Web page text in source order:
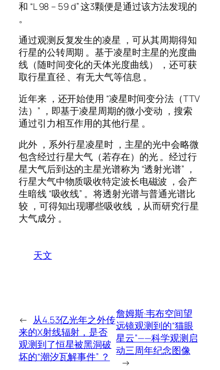
和 “L 98 – 59 d” 这3颗便是通过该方法发现的
。
通过观测反复发生的凌星 ，可从其周期得知
行星的公转周期 。基于凌星时主星的光度曲
线（随时间变化的天体光度曲线） ，还可获
取行星直径 、有无大气等信息 。
近年来 ，还开始使用 “凌星时间变分法（TTV
法）” ，即基于凌星周期的微小变动 ，搜索
通过引力相互作用的其他行星 。
此外 ，系外行星凌星时 ，主星的光中会略微
包含经过行星大气（若存在）的光 。经过行
星大气后到达的主星光谱称为 “透射光谱” ，
行星大气中物质吸收特定波长电磁波 ，会产
生暗线 “吸收线” 。将透射光谱与普通光谱比
较 ，可得知出现哪些吸收线 ，从而研究行星
大气成分 。
天文
← 从4.53亿光年之外传
来的X射线辐射，是否
观测到了恒星被黑洞破
坏的“潮汐瓦解事件” ？
詹姆斯·韦布空间望
远镜观测到的“猫眼
星云”——科学观测启
动三周年纪念图像
→